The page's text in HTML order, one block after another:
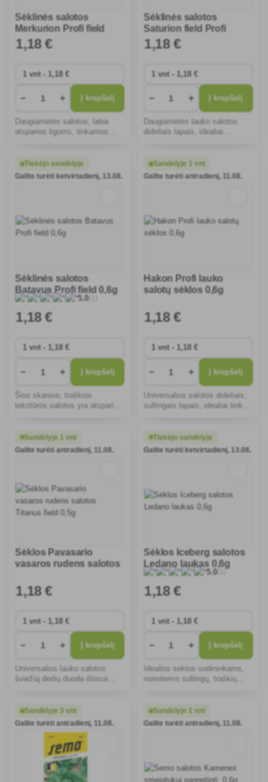
Sėklinės salotos
Merkurion Profi field
0,6g
1,18 €
− + Į krepšelį
Daugiametės salotos, labai
atsparios ligoms, tinkamos
ir mineralų kupinas galvas,
idealiai tinkančias šviežioms
Sėklinės salotos
Saturion field Profi
didelė galvutė 0,6g
1,18 €
− + Į krepšelį
Daugiametės lauko salotos
dideliais lapais, idealiai
gaiviu skoniu, turi daug
vitaminų ir yra lengvai
Tiekėjo sandėlyje
Galite turėti ketvirtadienį, 13.08.
Sėklinės salotos
Batavus Profi field 0,6g
5.0(1)
1,18 €
− + Į krepšelį
Šios skanios, traškios
tekstūros salotos yra atsparios
metus, tinka pradedantiesiems
daržininkams.
Sandėlyje 1 vnt
Galite turėti antradienį, 11.08.
Hakon Profi lauko
salotų sėklos 0,6g
1,18 €
− + Į krepšelį
Universalios salotos dideliais,
sultingais lapais, idealiai tinka
salotoms ir sumuštiniams,
lengvai auginamos.
Sandėlyje 1 vnt
Galite turėti antradienį, 11.08.
Sėklos Pavasario
vasaros rudens salotos
1,18 €
− + Į krepšelį
Universalios lauko salotos
šviežią derlių duoda ištisus
augintojams. Tinka salotoms,
sumuštiniams ir papuošimams.
Turtingos vitaminų.
Tiekėjo sandėlyje
Galite turėti ketvirtadienį, 13.08.
Sėklos Iceberg salotos
Ledano laukas 0,6g
5.0(1)
1,18 €
− + Į krepšelį
Idealios sėklos sodininkams,
norintiems sultingų, traškių
puikiu skoniu. Puikiai tinka
auginti lauke arba
Sandėlyje 3 vnt
Galite turėti antradienį, 11.08.
Sandėlyje 1 vnt
Galite turėti antradienį, 11.08.